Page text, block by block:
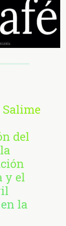
Salime
del
y el
la